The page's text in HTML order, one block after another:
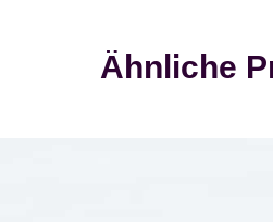
Ähnliche